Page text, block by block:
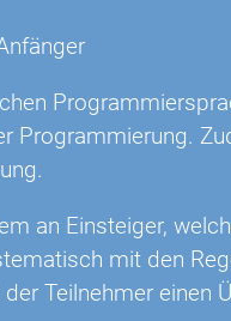
Programmierung.
an Einsteiger,
mit den
Teilnehmer